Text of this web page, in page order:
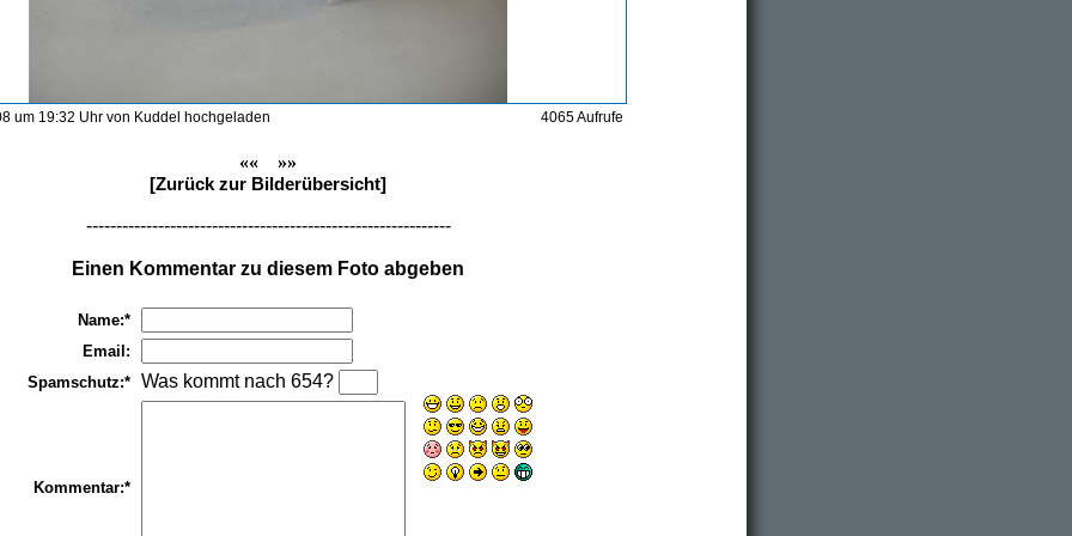
um 19:32 Uhr von Kuddel hochgeladen 4065 Aufrufe
««
»»
[Zurück zur Bilderübersicht]
-------------------------------------------------------------
Einen Kommentar zu diesem Foto abgeben
Name:*
Email:
Spamschutz:* Was kommt nach 654?
Kommentar:*